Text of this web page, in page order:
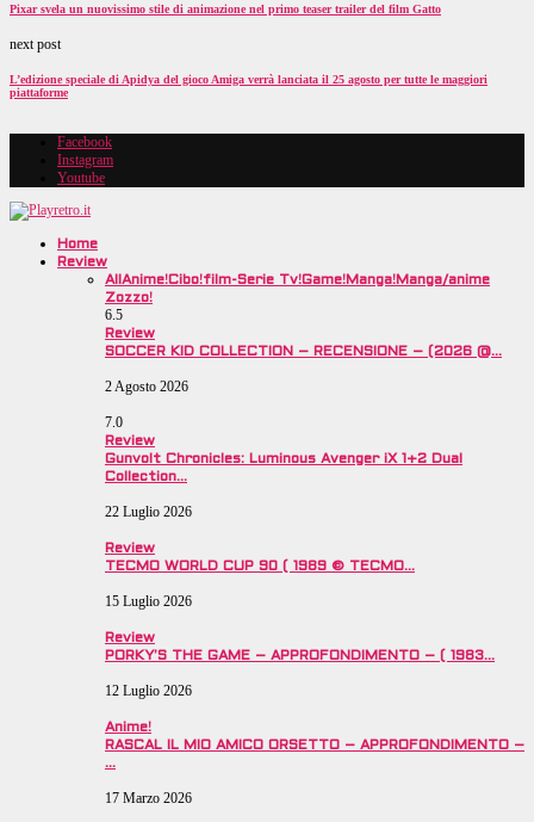
Pixar svela un nuovissimo stile di animazione nel primo teaser trailer del film Gatto
next post
L’edizione speciale di Apidya del gioco Amiga verrà lanciata il 25 agosto per tutte le maggiori
piattaforme
Facebook
Instagram
Youtube
Home
Review
All Anime!Cibo!film-Serie Tv!Game!Manga!Manga/anime
Zozzo!
6.5
Review
SOCCER KID COLLECTION – RECENSIONE – (2026 @…
2 Agosto 2026
7.0
Review
Gunvolt Chronicles: Luminous Avenger iX 1+2 Dual
Collection…
22 Luglio 2026
Review
TECMO WORLD CUP 90 ( 1989 © TECMO…
15 Luglio 2026
Review
PORKY’S THE GAME – APPROFONDIMENTO – ( 1983…
12 Luglio 2026
Anime!
RASCAL IL MIO AMICO ORSETTO – APPROFONDIMENTO –
…
17 Marzo 2026